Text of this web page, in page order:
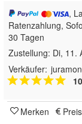
,
Ratenzahlung,
30 Tagen
Zustellung: Di, 11.
Verkäufer:
Merken